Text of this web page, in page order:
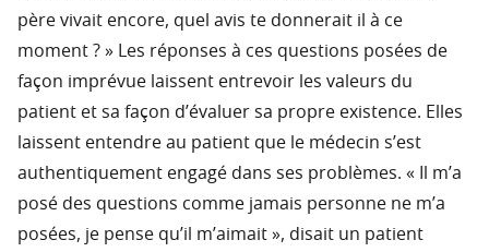
père vivait encore, quel avis te donnerait il à ce
moment ? » Les réponses à ces questions posées de
façon imprévue laissent entrevoir les valeurs du
patient et sa façon d’évaluer sa propre existence. Elles
laissent entendre au patient que le médecin s’est
authentiquement engagé dans ses problèmes. « Il m’a
posé des questions comme jamais personne ne m’a
posées, je pense qu’il m’aimait », disait un patient